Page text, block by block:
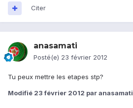
Citer
anasamati
Posté(e) 23 février 2012
Tu peux mettre les etapes stp?
Modifié 23 février 2012 par anasamati